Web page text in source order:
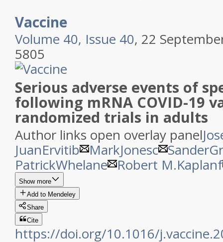
Vaccine
Volume 40, Issue 40, 22
5805
Serious adverse events of
following mRNA COVID-19
randomized trials in adults
Author links open overlay panel
JuanErvitib
MarkJonesc
PatrickWhelane
Robert M.Kaplanf
Show more
Add to Mendeley
Share
Cite
https://doi.org/10.1016/